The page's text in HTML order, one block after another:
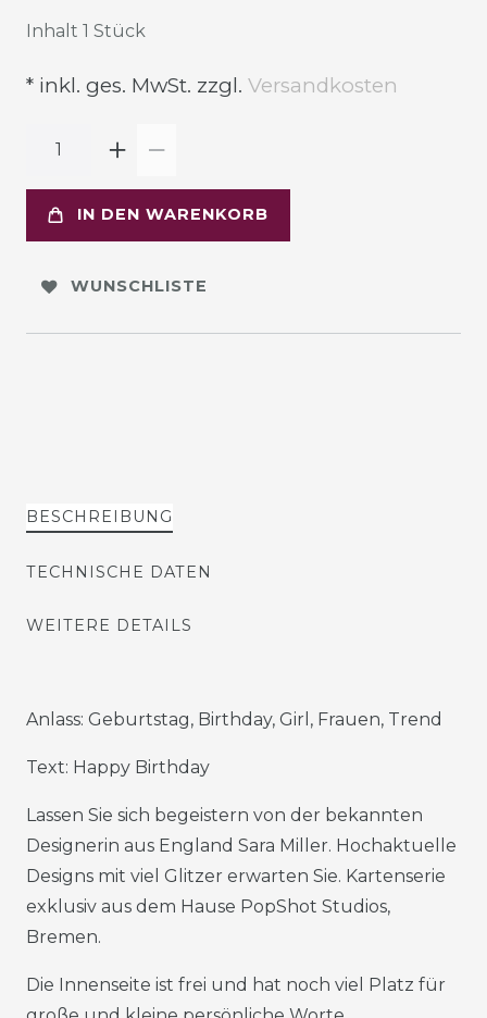
Inhalt 1 Stück
* inkl. ges. MwSt. zzgl. Versandkosten
IN DEN WARENKORB
WUNSCHLISTE
BESCHREIBUNG
TECHNISCHE DATEN
WEITERE DETAILS
Anlass: Geburtstag, Birthday, Girl, Frauen, Trend
Text: Happy Birthday
Lassen Sie sich begeistern von der bekannten
Designerin aus England Sara Miller. Hochaktuelle
Designs mit viel Glitzer erwarten Sie. Kartenserie
exklusiv aus dem Hause PopShot Studios,
Bremen.
Die Innenseite ist frei und hat noch viel Platz für